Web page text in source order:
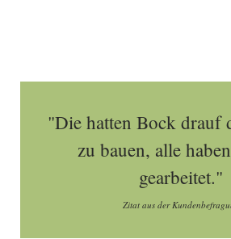
"Die hatten Bock drauf
zu bauen, alle
gearbeitet."
Zitat aus der